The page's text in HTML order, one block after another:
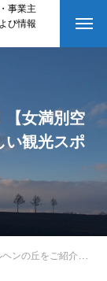
事業主
び情報
【女満別空
い観光スポ
空港についたら是非立ち寄って欲しい観光スポット】